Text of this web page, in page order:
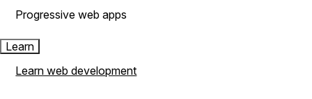
Progressive web apps
Learn
Learn web development